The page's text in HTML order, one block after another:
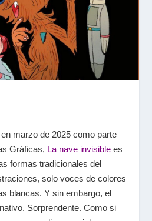
marzo de 2025 como parte
Gráficas, La nave invisiblees
formas tradicionales del
solo voces de colores
blancas. Y sin embargo, el
Sorprendente. Como si